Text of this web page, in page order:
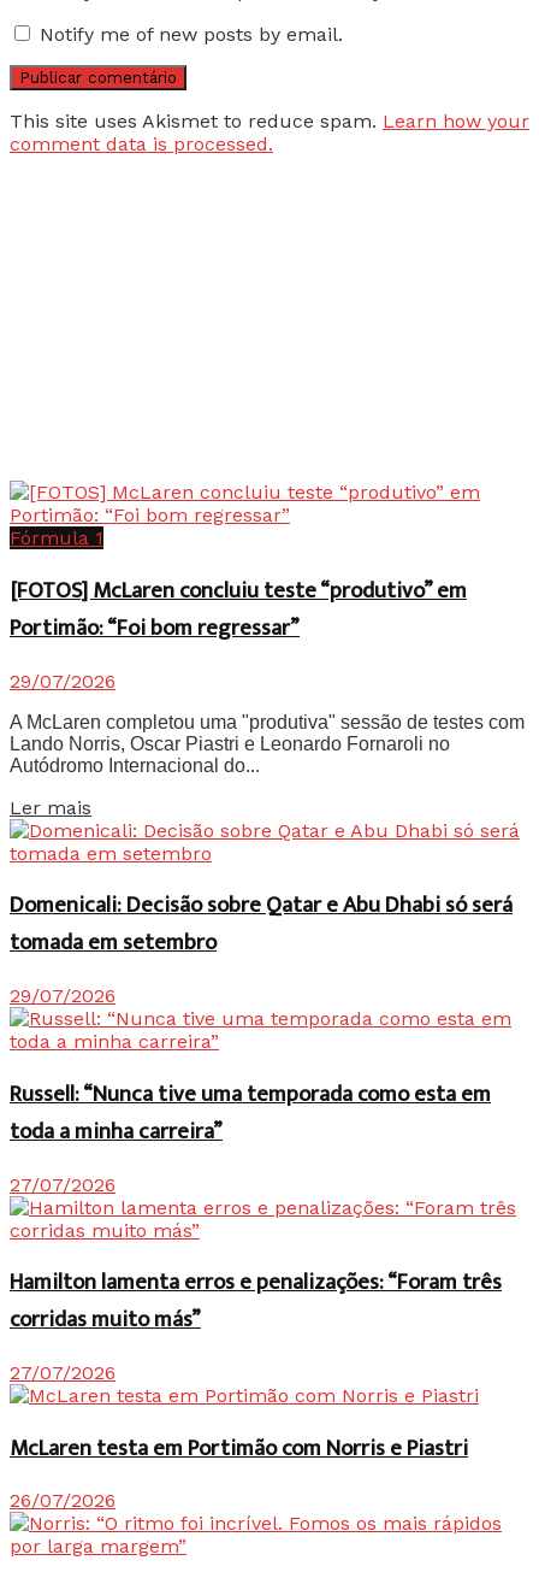
Notify me of new posts by email.
This site uses Akismet to reduce spam. Learn how your
comment data is processed.
Fórmula 1
[FOTOS] McLaren concluiu teste “produtivo” em
Portimão: “Foi bom regressar”
29/07/2026
A McLaren completou uma "produtiva" sessão de testes com
Lando Norris, Oscar Piastri e Leonardo Fornaroli no
Autódromo Internacional do...
Ler mais
Domenicali: Decisão sobre Qatar e Abu Dhabi só será
tomada em setembro
29/07/2026
Russell: “Nunca tive uma temporada como esta em
toda a minha carreira”
27/07/2026
Hamilton lamenta erros e penalizações: “Foram três
corridas muito más”
27/07/2026
McLaren testa em Portimão com Norris e Piastri
26/07/2026